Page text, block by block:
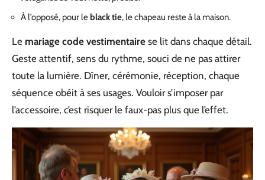
À l’opposé, pour le black tie, le chapeau reste à la maison.
Le mariage code vestimentaire se lit dans chaque détail.
Geste attentif, sens du rythme, souci de ne pas attirer
toute la lumière. Dîner, cérémonie, réception, chaque
séquence obéit à ses usages. Vouloir s’imposer par
l’accessoire, c’est risquer le faux-pas plus que l’effet.